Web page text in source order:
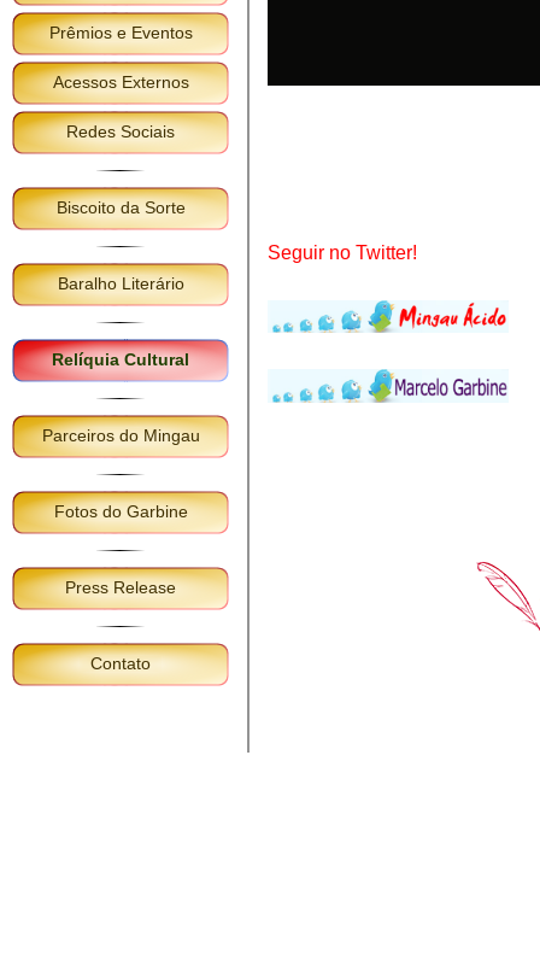
Prêmios e Eventos
Acessos Externos
Redes Sociais
Biscoito da Sorte
Baralho Literário
Relíquia Cultural
Parceiros do Mingau
Fotos do Garbine
Press Release
Contato
Seguir no Twitter!